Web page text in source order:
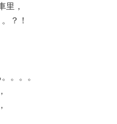
里，
？！
。。。